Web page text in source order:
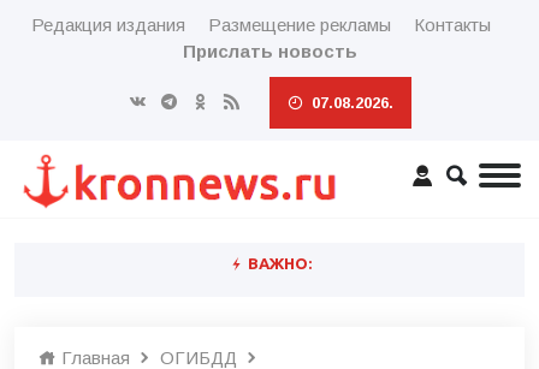
Редакция издания Размещение рекламы
Контакты
Прислать новость
07.08.2026.
ВАЖНО:
Главная
ОГИБДД